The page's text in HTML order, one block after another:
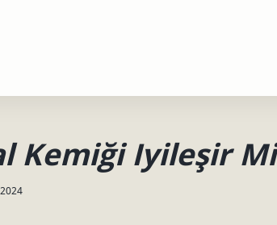
Kemiği Iyileşir Mi